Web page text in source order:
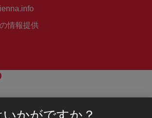
情報提供
かがですか？